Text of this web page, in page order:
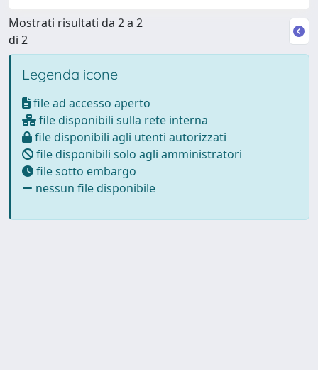
Mostrati risultati da 2 a 2
di 2
Legenda icone
file ad accesso aperto
file disponibili sulla rete interna
file disponibili agli utenti autorizzati
file disponibili solo agli amministratori
file sotto embargo
nessun file disponibile